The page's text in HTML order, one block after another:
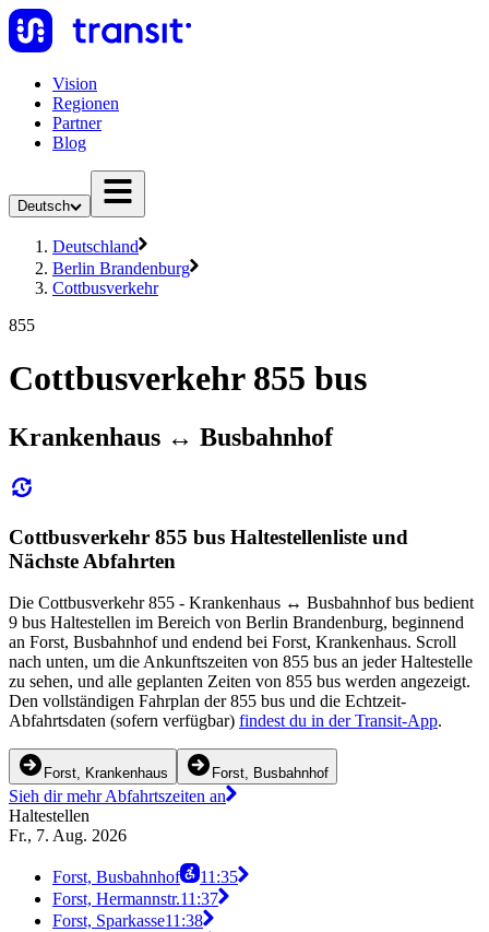
Vision
Regionen
Partner
Blog
Deutsch
Deutschland
Berlin Brandenburg
Cottbusverkehr
855
Cottbusverkehr 855 bus
Krankenhaus ↔︎ Busbahnhof
Cottbusverkehr 855 bus Haltestellenliste und
Nächste Abfahrten
Die Cottbusverkehr 855 - Krankenhaus ↔︎ Busbahnhof bus bedient
9 bus Haltestellen im Bereich von Berlin Brandenburg, beginnend
an Forst, Busbahnhof und endend bei Forst, Krankenhaus. Scroll
nach unten, um die Ankunftszeiten von 855 bus an jeder Haltestelle
zu sehen, und alle geplanten Zeiten von 855 bus werden angezeigt.
Den vollständigen Fahrplan der 855 bus und die Echtzeit-
Abfahrtsdaten (sofern verfügbar) findest du in der Transit-App.
Forst, Krankenhaus Forst, Busbahnhof
Sieh dir mehr Abfahrtszeiten an
Haltestellen
Fr., 7. Aug. 2026
Forst, Busbahnhof
11:35
Forst, Hermannstr.11:37
Forst, Sparkasse11:38